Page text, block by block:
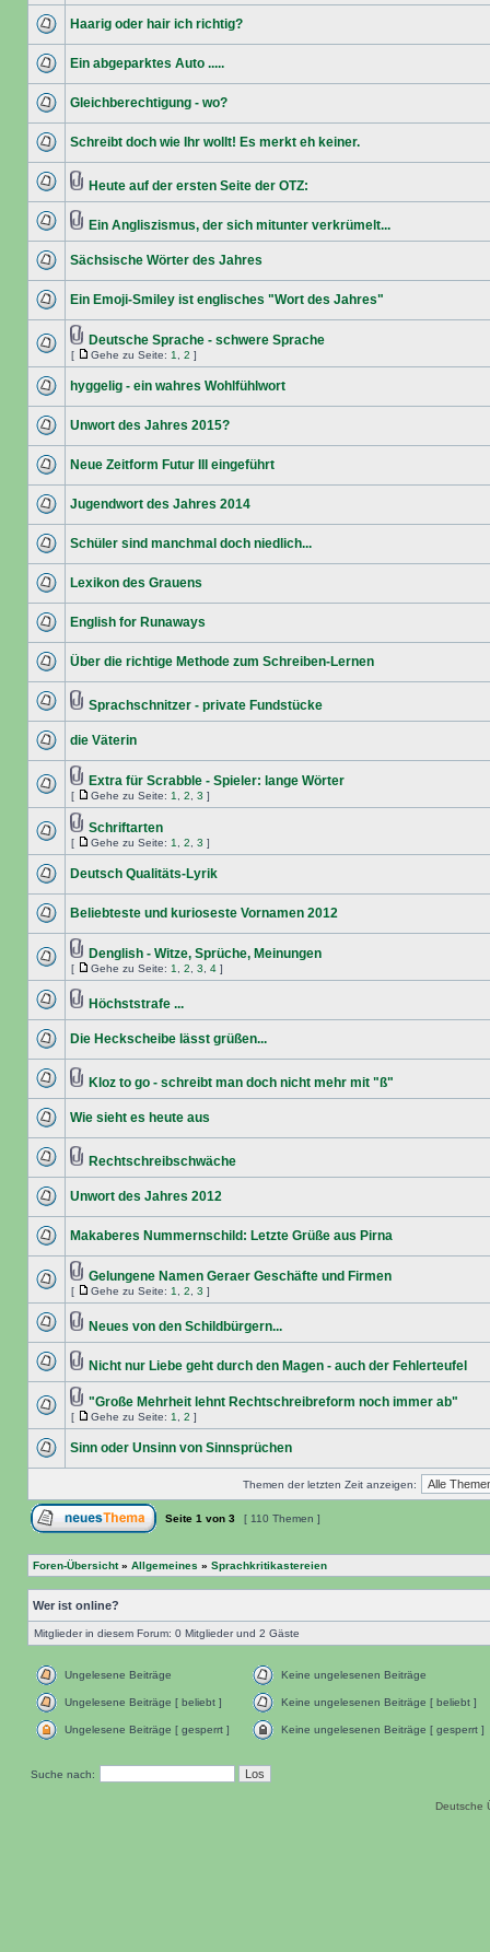
Haarig oder hair ich richtig?
Ein abgeparktes Auto .....
Gleichberechtigung - wo?
Schreibt doch wie Ihr wollt! Es merkt eh keiner.
Heute auf der ersten Seite der OTZ:
Ein Angliszismus, der sich mitunter verkrümelt...
Sächsische Wörter des Jahres
Ein Emoji-Smiley ist englisches "Wort des Jahres"
Deutsche Sprache - schwere Sprache
[ Gehe zu Seite: 1 2 ]
hyggelig - ein wahres Wohlfühlwort
Unwort des Jahres 2015?
Neue Zeitform Futur III eingeführt
Jugendwort des Jahres 2014
Schüler sind manchmal doch niedlich...
Lexikon des Grauens
English for Runaways
Über die richtige Methode zum Schreiben-Lernen
Sprachschnitzer - private Fundstücke
die Väterin
Extra für Scrabble - Spieler: lange Wörter
[ Gehe zu Seite: 1 2 3 ]
Schriftarten
[ Gehe zu Seite: 1 2 3 ]
Deutsch Qualitäts-Lyrik
Beliebteste und kurioseste Vornamen 2012
Denglish - Witze, Sprüche, Meinungen
[ Gehe zu Seite: 1 2 3 4 ]
Höchststrafe ...
Die Heckscheibe lässt grüßen...
Kloz to go - schreibt man doch nicht mehr mit "ß"
Wie sieht es heute aus
Rechtschreibschwäche
Unwort des Jahres 2012
Makaberes Nummernschild: Letzte Grüße aus Pirna
Gelungene Namen Geraer Geschäfte und Firmen
[ Gehe zu Seite: 1 2 3 ]
Neues von den Schildbürgern...
Nicht nur Liebe geht durch den Magen - auch der Fehlerteufel
"Große Mehrheit lehnt Rechtschreibreform noch immer ab"
[ Gehe zu Seite: 1 2 ]
Sinn oder Unsinn von Sinnsprüchen
Themen der letzten Zeit anzeigen:
Seite 1 von 3 [ 110 Themen ]
Foren-Übersicht» Allgemeines » Sprachkritikastereien
Wer ist online?
Mitglieder in diesem Forum: 0 Mitglieder und 2 Gäste
Ungelesene Beiträge Keine ungelesenen Beiträge
Ungelesene Beiträge [ beliebt ] Keine ungelesenen Beiträge [ beliebt ]
Ungelesene Beiträge [ gesperrt ] Keine ungelesenen Beiträge [ gesperrt ]
Suche nach:
Deutsche